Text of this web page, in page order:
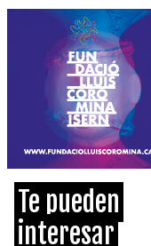
Te pueden
interesar